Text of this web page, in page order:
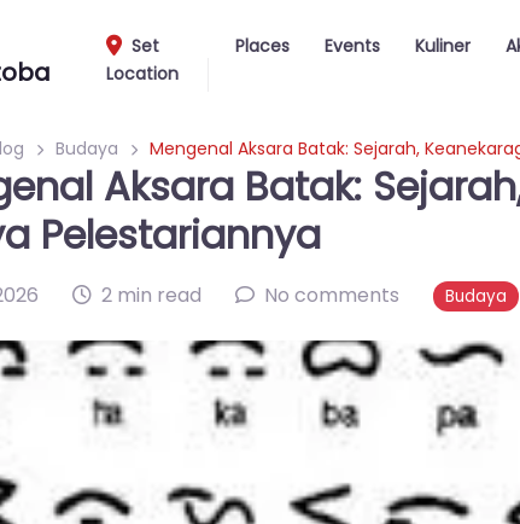
Set
Location
Places Events Kuliner
Budaya Mengenal Aksara Batak: Sejarah,
Aksara Batak:
Pelestariannya
2 min read No comments Budaya